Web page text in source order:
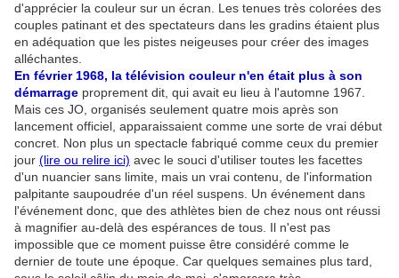
d'apprécier la couleur sur un écran. Les tenues très colorées des
couples patinant et des spectateurs dans les gradins étaient plus
en adéquation que les pistes neigeuses pour créer des images
alléchantes.
En février 1968, la télévision couleur n'en était plus à son
démarrage proprement dit, qui avait eu lieu à l'automne 1967.
Mais ces JO, organisés seulement quatre mois après son
lancement officiel, apparaissaient comme une sorte de vrai début
concret. Non plus un spectacle fabriqué comme ceux du premier
jour (lire ou relire ici) avec le souci d'utiliser toutes les facettes
d'un nuancier sans limite, mais un vrai contenu, de l'information
palpitante saupoudrée d'un réel suspens. Un événement dans
l'événement donc, que des athlètes bien de chez nous ont réussi
à magnifier au-delà des espérances de tous. Il n'est pas
impossible que ce moment puisse être considéré comme le
dernier de toute une époque. Car quelques semaines plus tard,